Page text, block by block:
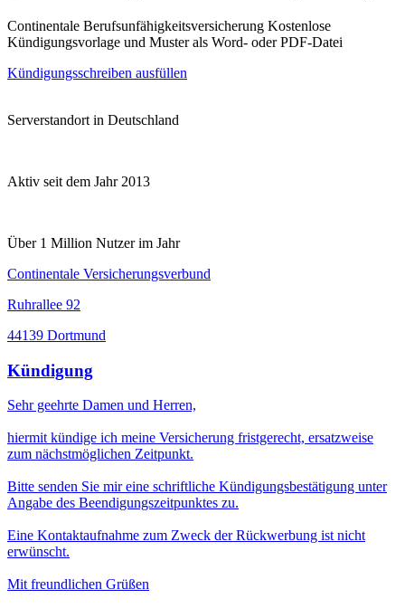
Continentale Berufsunfähigkeitsversicherung Kostenlose
Kündigungsvorlage und Muster als Word- oder PDF-Datei
Kündigungsschreiben ausfüllen
Serverstandort in Deutschland
Aktiv seit dem Jahr 2013
Über 1 Million Nutzer im Jahr
Continentale Versicherungsverbund
Ruhrallee 92
44139 Dortmund
Kündigung
Sehr geehrte Damen und Herren,
hiermit kündige ich meine Versicherung fristgerecht, ersatzweise
zum nächstmöglichen Zeitpunkt.
Bitte senden Sie mir eine schriftliche Kündigungsbestätigung unter
Angabe des Beendigungszeitpunktes zu.
Eine Kontaktaufnahme zum Zweck der Rückwerbung ist nicht
erwünscht.
Mit freundlichen Grüßen